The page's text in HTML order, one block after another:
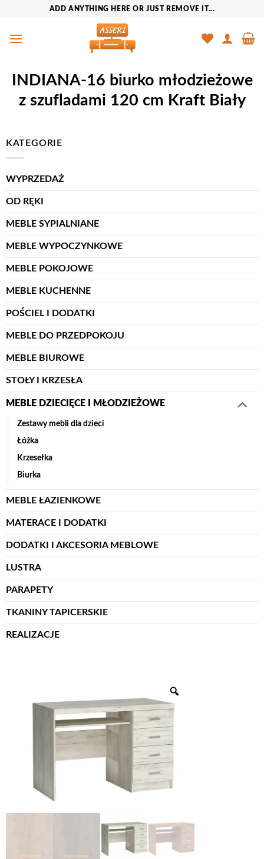
zawartości
ADD ANYTHING HERE OR JUST REMOVE IT...
INDIANA-16 biurko młodzieżowe
z szufladami 120 cm Kraft Biały
KATEGORIE
WYPRZEDAŻ
OD RĘKI
MEBLE SYPIALNIANE
MEBLE WYPOCZYNKOWE
MEBLE POKOJOWE
MEBLE KUCHENNE
POŚCIEL I DODATKI
MEBLE DO PRZEDPOKOJU
MEBLE BIUROWE
STOŁY I KRZESŁA
MEBLE DZIECIĘCE I MŁODZIEŻOWE
Zestawy mebli dla dzieci
Łóżka
Krzesełka
Biurka
MEBLE ŁAZIENKOWE
MATERACE I DODATKI
DODATKI I AKCESORIA MEBLOWE
LUSTRA
PARAPETY
TKANINY TAPICERSKIE
REALIZACJE